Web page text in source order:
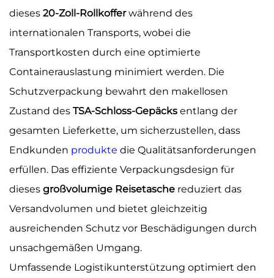
dieses 20-Zoll-Rollkofferwährend des
internationalen Transports, wobei die
Transportkosten durch eine optimierte
Containerauslastung minimiert werden. Die
Schutzverpackung bewahrt den makellosen
Zustand des TSA-Schloss-Gepäcks entlang der
gesamten Lieferkette, um sicherzustellen, dass
Endkunden produkte die Qualitätsanforderungen
erfüllen. Das effiziente Verpackungsdesign für
dieses großvolumige Reisetasche reduziert das
Versandvolumen und bietet gleichzeitig
ausreichenden Schutz vor Beschädigungen durch
unsachgemäßen Umgang.
Umfassende Logistikunterstützung optimiert den